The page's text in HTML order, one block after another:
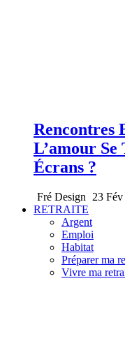
Rencontres
L’amour
Écrans ?
Fré Design
23
RETRAITE
Argent
Emploi
Habitat
Préparer ma
Vivre ma